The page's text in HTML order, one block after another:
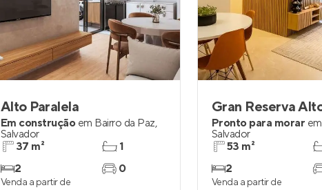
Alto Paralela
Em construção em Bairro da Paz,
Salvador
37 m²
2
1
0
Venda a partir de
Pronto para morar em
Salvador
53 m²
2
Venda a partir de